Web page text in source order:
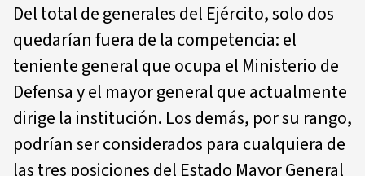
Del total de generales del Ejército, solo dos
quedarían fuera de la competencia: el
teniente general que ocupa el Ministerio de
Defensa y el mayor general que actualmente
dirige la institución. Los demás, por su rango,
podrían ser considerados para cualquiera de
las tres posiciones del Estado Mayor General